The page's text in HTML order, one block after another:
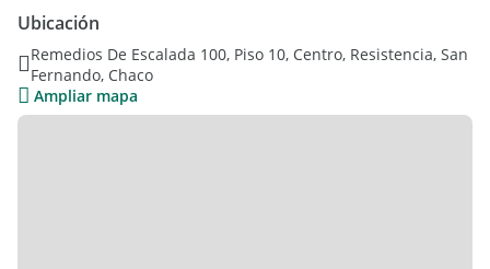
DISTRIBUCIÓN
- Amplio living-comedor
- Cocina
- Lavadero
- Balcón al contrafrente
Ubicación
Remedios De Escalada 100, Piso 10, Centro, Resistencia, San
Fernando, Chaco
Ampliar mapa